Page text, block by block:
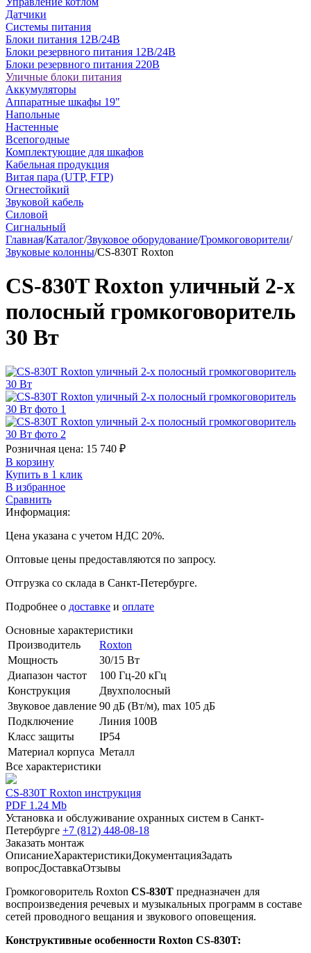
Датчики
Системы питания
Блоки питания 12В/24В
Блоки резервного питания 12В/24В
Блоки резервного питания 220В
Уличные блоки питания
Аккумуляторы
Аппаратные шкафы 19"
Напольные
Настенные
Всепогодные
Комплектующие для шкафов
Кабельная продукция
Витая пара (UTP, FTP)
Огнестойкий
Звуковой кабель
Силовой
Сигнальный
Главная/Каталог/Звуковое оборудование/Громкоговорители/
Звуковые колонны/CS-830T Roxton
CS-830T Roxton уличный 2-х
полосный громкоговоритель
30 Вт
Розничная цена: 15 740 ₽
В корзину
Купить в 1 клик
В избранное
Сравнить
Информация:
Цена указана с учетом НДС 20%.
Оптовые цены предоставляются по запросу.
Отгрузка со склада в Санкт-Петербурге.
Подробнее о доставке и оплате
Основные характеристики
Производитель
Roxton
Мощность
30/15 Вт
Диапазон частот
100 Гц-20 кГц
Конструкция
Двухполосный
Звуковое давление 90 дБ (Вт/м), max 105 дБ
Подключение
Линия 100В
Класс защиты
IP54
Материал корпуса Металл
Все характеристики
CS-830T Roxton инструкция
PDF 1.24 Mb
Установка и обслуживание охранных систем в Санкт-
Петербурге +7 (812) 448-08-18
Заказать монтаж
ОписаниеХарактеристикиДокументацияЗадать
вопросДоставкаОтзывы
Громкоговоритель Roxton CS-830T предназначен для
воспроизведения речевых и музыкальных программ в составе
сетей проводного вещания и звукового оповещения.
Конструктивные особенности Roxton CS-830T: